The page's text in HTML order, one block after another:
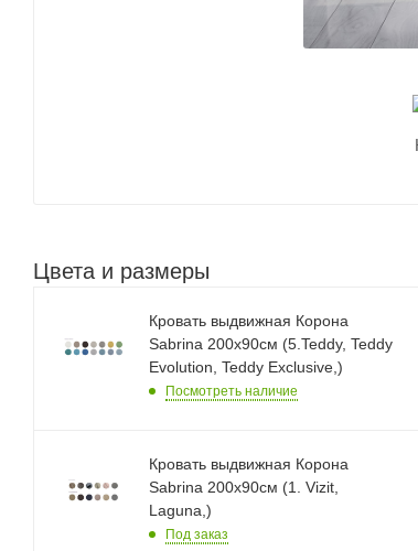
Цвета и размеры
Кровать выдвижная Корона
Sabrina 200х90см (5.Teddy, Teddy
Evolution, Teddy Exclusive,)
Посмотреть наличие
Кровать выдвижная Корона
Sabrina 200х90см (1. Vizit,
Laguna,)
Под заказ